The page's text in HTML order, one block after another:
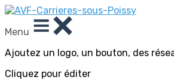
Menu
Ajoutez un logo, un bouton, des
Cliquez pour éditer